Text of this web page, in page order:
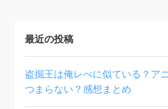
最近の投稿
盗掘王は俺レべに似ている？ア
つまらない？感想まとめ